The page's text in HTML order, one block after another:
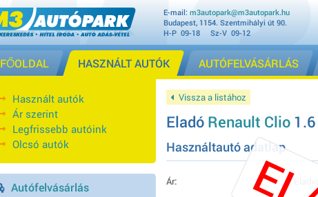
E-mail: m3autopark@m3autopark.hu
Budapest, 1154. Szentmihályi út 90.
H-P 09-18 Sz-V 09-12
FŐOLDAL HASZNÁLT AUTÓK AUTÓFELVÁSÁRLÁS
Használt autók
Ár szerint
Legfrissebb autóink
Olcsó autók
Autófelvásárlás
Vissza a listához
Eladó Renault Clio1.6
Használtautó adatlap
Ár: